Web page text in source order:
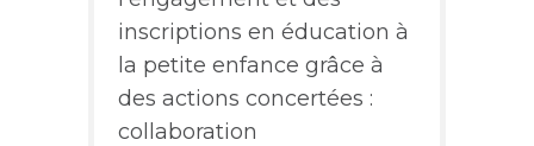
inscriptions en éducation à
la petite enfance grâce à
des actions concertées :
collaboration